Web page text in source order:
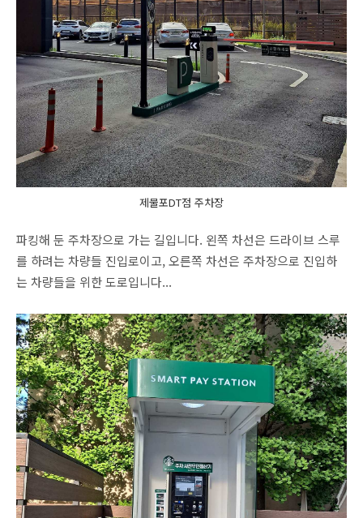
제물포DT점 주차장
파킹해 둔 주차장으로 가는 길입니다. 왼쪽 차선은 드라이브 스루
를 하려는 차량들 진입로이고, 오른쪽 차선은 주차장으로 진입하
는 차량들을 위한 도로입니다...